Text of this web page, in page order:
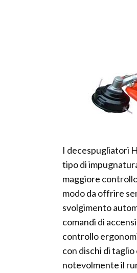
I decespugliatori
tipo di
maggiore
modo da offrire
svolgimento
comandi di
controllo
con dischi di
notevolmente il